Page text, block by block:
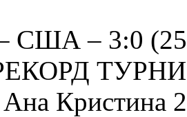
США – 3:0
Ана Кристина